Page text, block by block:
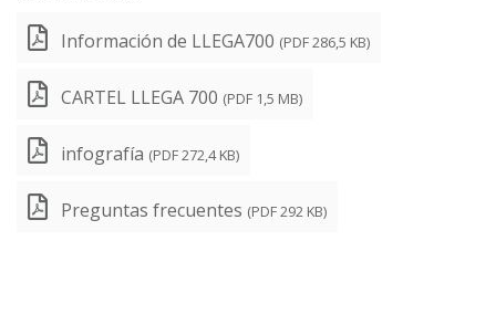
Información de LLEGA700 (PDF 286,5 KB)
CARTEL LLEGA 700 (PDF 1,5 MB)
infografía (PDF 272,4 KB)
Preguntas frecuentes (PDF 292 KB)